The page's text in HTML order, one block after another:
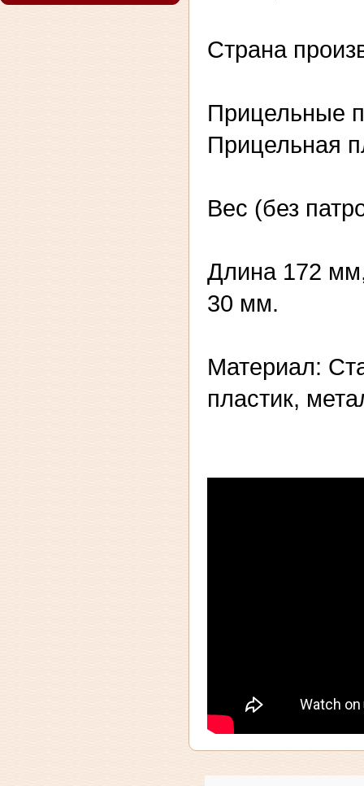
Страна
Прицельные
Прицельная
Вес (без
Длина 172
30 мм.
Материал:
пластик,